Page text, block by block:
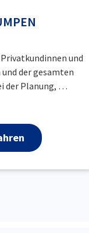
und
der gesamten
der Planung, …